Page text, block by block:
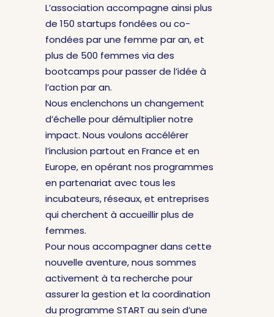
L’association accompagne ainsi plus
de 150 startups fondées ou co-
fondées par une femme par an, et
plus de 500 femmes via des
bootcamps pour passer de l’idée à
l’action par an.
Nous enclenchons un changement
d’échelle pour démultiplier notre
impact. Nous voulons accélérer
l’inclusion partout en France et en
Europe, en opérant nos programmes
en partenariat avec tous les
incubateurs, réseaux, et entreprises
qui cherchent à accueillir plus de
femmes.
Pour nous accompagner dans cette
nouvelle aventure, nous sommes
activement à ta recherche pour
assurer la gestion et la coordination
du programme START au sein d’une